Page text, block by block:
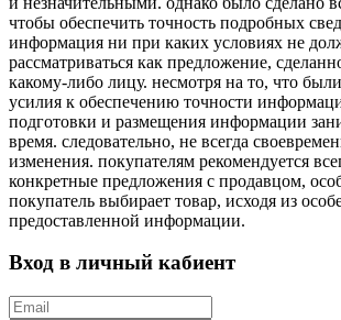
чтобы обеспечить точность подробных
информация ни при каких условиях не
рассматриваться как предложение,
какому-либо лицу. несмотря на то, что
усилия к обеспечению точности
подготовки и размещения информации
время. следовательно, не всегда
изменения. покупателям рекомендуется
конкретные предложения с продавцом,
покупатель выбирает товар, исходя из
предоставленной информации.
Вход в личный кабиент